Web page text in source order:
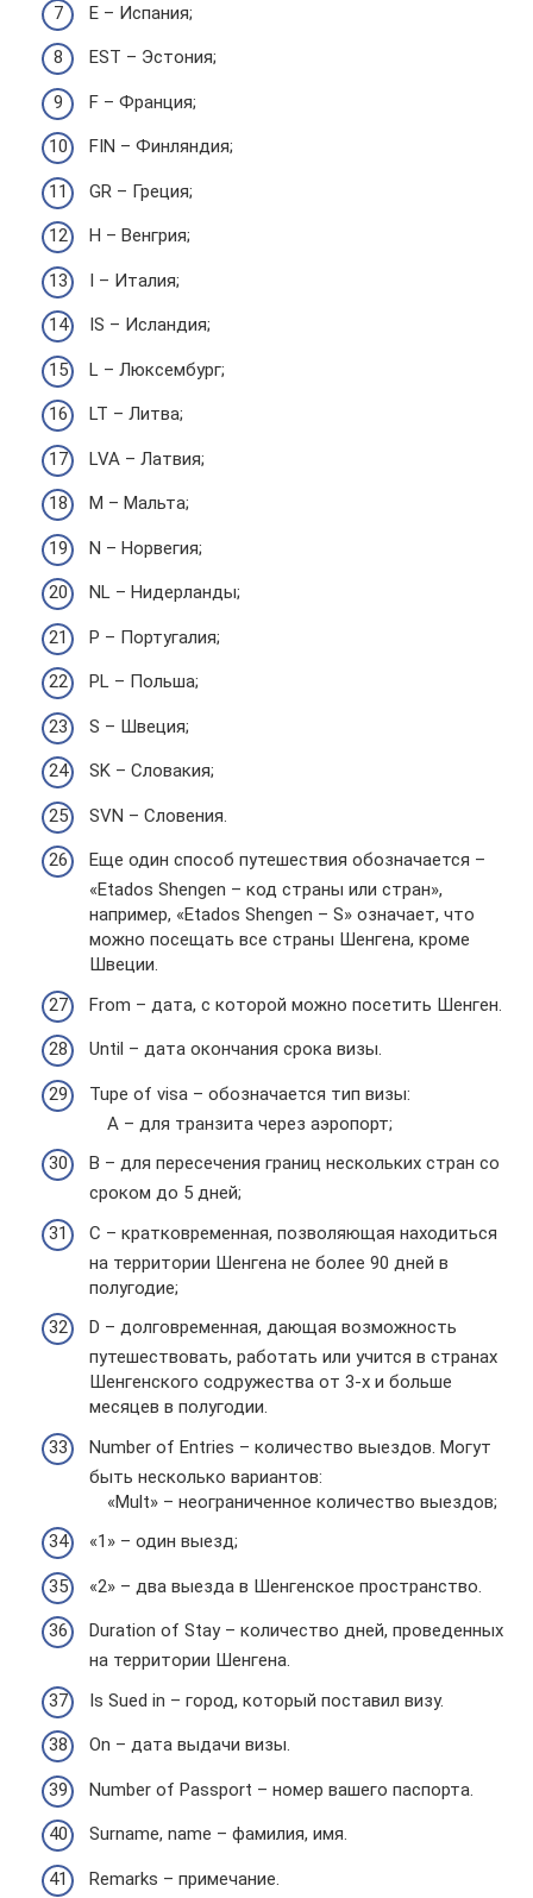
E – Испания;
EST – Эстония;
F – Франция;
FIN – Финляндия;
GR – Греция;
H – Венгрия;
I – Италия;
IS – Исландия;
L – Люксембург;
LT – Литва;
LVA – Латвия;
M – Мальта;
N – Норвегия;
NL – Нидерланды;
P – Португалия;
PL – Польша;
S – Швеция;
SK – Словакия;
SVN – Словения.
Еще один способ путешествия обозначается –
«Etados Shengen – код страны или стран»,
например, «Etados Shengen – S» означает, что
можно посещать все страны Шенгена, кроме
Швеции.
From – дата, с которой можно посетить Шенген.
Until – дата окончания срока визы.
Tupe of visa – обозначается тип визы:
A – для транзита через аэропорт;
B – для пересечения границ нескольких стран со
сроком до 5 дней;
C – кратковременная, позволяющая находиться
на территории Шенгена не более 90 дней в
полугодие;
D – долговременная, дающая возможность
путешествовать, работать или учится в странах
Шенгенского содружества от 3-х и больше
месяцев в полугодии.
Number of Entries – количество выездов. Могут
быть несколько вариантов:
«Mult» – неограниченное количество выездов;
«1» – один выезд;
«2» – два выезда в Шенгенское пространство.
Duration of Stay – количество дней, проведенных
на территории Шенгена.
Is Sued in – город, который поставил визу.
On – дата выдачи визы.
Number of Passport – номер вашего паспорта.
Surname, name – фамилия, имя.
Remarks – примечание.